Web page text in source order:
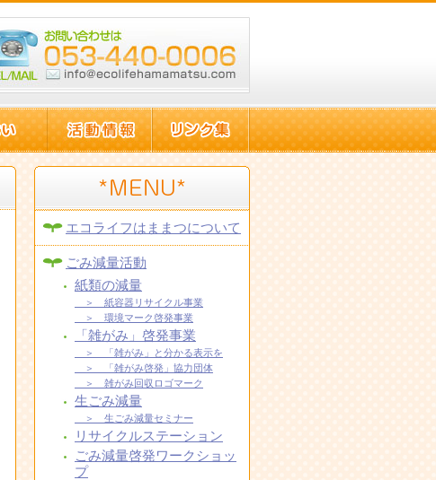
エコライフはままつについて
ごみ減量活動
紙類の減量
＞ 紙容器リサイクル事業
＞ 環境マーク啓発事業
「雑がみ」啓発事業
＞ 「雑がみ」と分かる表示を
＞ 「雑がみ啓発」協力団体
＞ 雑がみ回収ロゴマーク
生ごみ減量
＞ 生ごみ減量セミナー
リサイクルステーション
ごみ減量啓発ワークショッ
プ